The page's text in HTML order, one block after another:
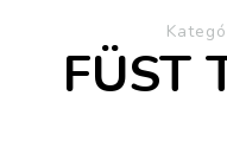
FÜST